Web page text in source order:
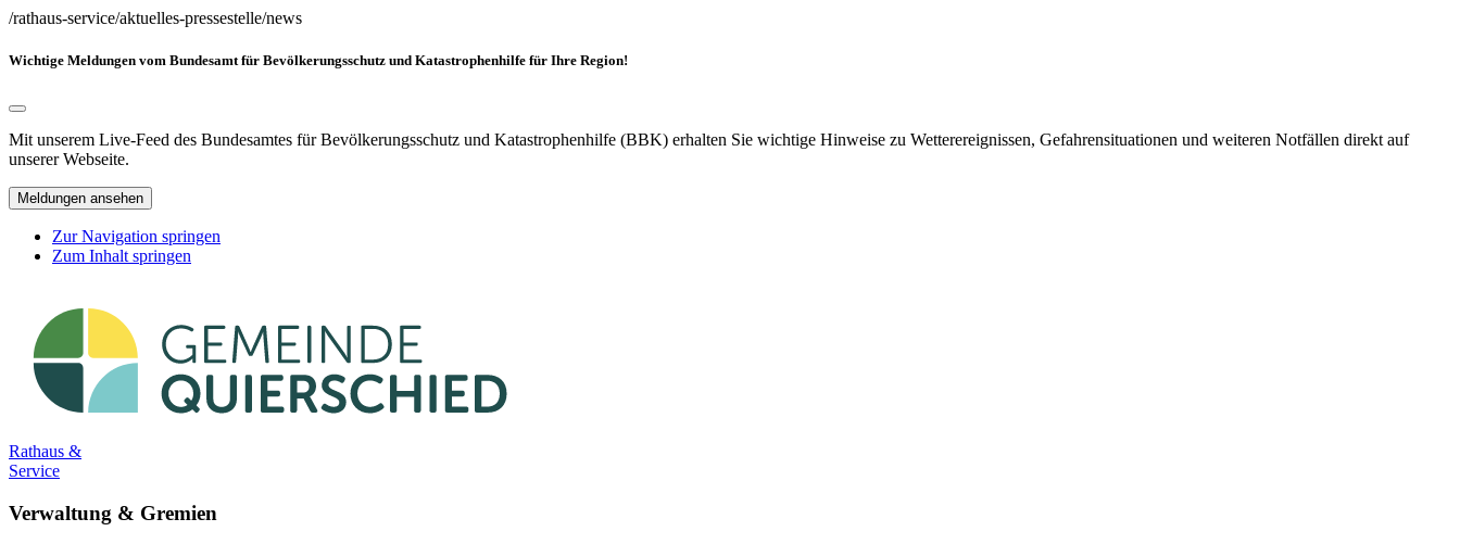
/rathaus-service/aktuelles-pressestelle/news
Wichtige Meldungen vom Bundesamt für Bevölkerungsschutz und Katastrophenhilfe für Ihre Region!
Mit unserem Live-Feed des Bundesamtes für Bevölkerungsschutz und Katastrophenhilfe (BBK) erhalten Sie wichtige Hinweise zu Wetterereignissen, Gefahrensituationen und weiteren Notfällen direkt auf
unserer Webseite.
Meldungen ansehen
Zur Navigation springen
Zum Inhalt springen
Rathaus &
Service
Verwaltung & Gremien